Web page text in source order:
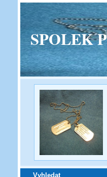
SPOLEK
Vyhledat